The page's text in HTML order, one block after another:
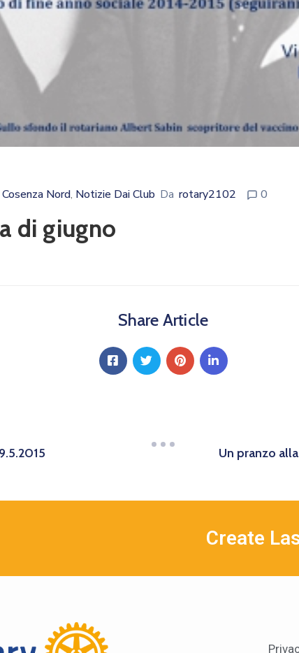
Cosenza Nord‚ Notizie Dai Club Da rotary2102 0
di giugno
Share Article
Un pranzo
Create